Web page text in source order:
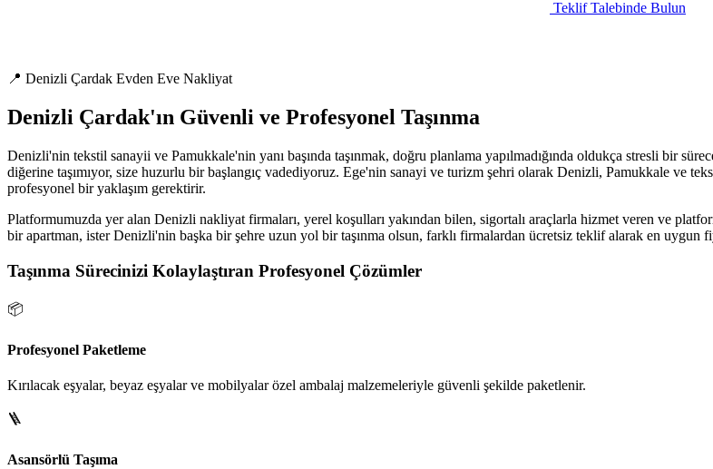
Teklif Talebinde Bulun
📍 Denizli Çardak Evden Eve Nakliyat
Denizli Çardak'ın Güvenli ve Profesyonel Taşınma
Denizli'nin tekstil sanayii ve Pamukkale'nin yanı başında taşınmak, doğru planlama yapılmadığında oldukça stresli bir
diğerine taşımıyor, size huzurlu bir başlangıç vadediyoruz. Ege'nin sanayi ve turizm şehri olarak Denizli, Pamukkale ve
profesyonel bir yaklaşım gerektirir.
Platformumuzda yer alan Denizli nakliyat firmaları, yerel koşulları yakından bilen, sigortalı araçlarla hizmet veren ve
bir apartman, ister Denizli'nin başka bir şehre uzun yol bir taşınma olsun, farklı firmalardan ücretsiz teklif alarak en uygun
Taşınma Sürecinizi Kolaylaştıran Profesyonel Çözümler
📦
Profesyonel Paketleme
Kırılacak eşyalar, beyaz eşyalar ve mobilyalar özel ambalaj malzemeleriyle güvenli şekilde paketlenir.
🪜
Asansörlü Taşıma